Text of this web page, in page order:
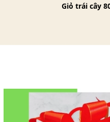
Giỏ trái cây